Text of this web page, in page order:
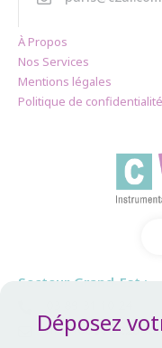
À Propos
Nos Services
Mentions légales
Politique de confidentialité
Secteur Grand-Est :
Déposez